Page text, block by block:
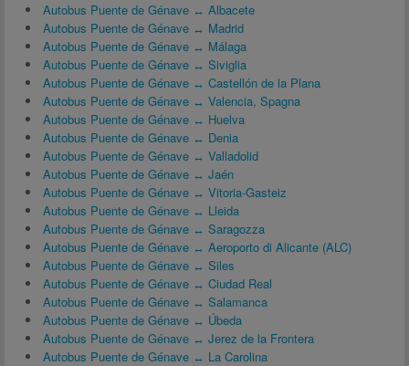
Autobus Puente de Génave ↔ Albacete
Autobus Puente de Génave ↔ Madrid
Autobus Puente de Génave ↔ Málaga
Autobus Puente de Génave ↔ Siviglia
Autobus Puente de Génave ↔ Castellón de la Plana
Autobus Puente de Génave ↔ Valencia, Spagna
Autobus Puente de Génave ↔ Huelva
Autobus Puente de Génave ↔ Denia
Autobus Puente de Génave ↔ Valladolid
Autobus Puente de Génave ↔ Jaén
Autobus Puente de Génave ↔ Vitoria-Gasteiz
Autobus Puente de Génave ↔ Lleida
Autobus Puente de Génave ↔ Saragozza
Autobus Puente de Génave ↔ Aeroporto di Alicante (ALC)
Autobus Puente de Génave ↔ Siles
Autobus Puente de Génave ↔ Ciudad Real
Autobus Puente de Génave ↔ Salamanca
Autobus Puente de Génave ↔ Úbeda
Autobus Puente de Génave ↔ Jerez de la Frontera
Autobus Puente de Génave ↔ La Carolina